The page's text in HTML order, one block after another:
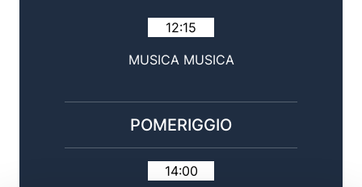
12:15
MUSICA MUSICA
POMERIGGIO
14:00